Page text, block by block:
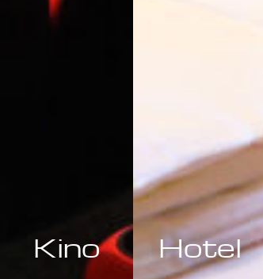
Kino Hotel